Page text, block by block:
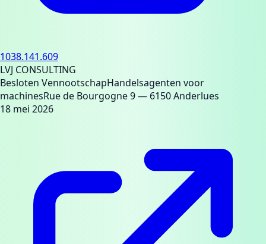
1038.141.609
LVJ CONSULTING
Besloten VennootschapHandelsagenten voor
machinesRue de Bourgogne 9— 6150 Anderlues
18 mei 2026